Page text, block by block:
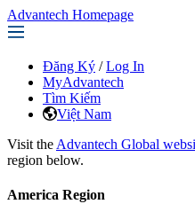
Advantech Homepage
Đăng Ký / Log In
MyAdvantech
Tìm Kiếm
Việt Nam
Visit the Advantech Global
region below.
America Region